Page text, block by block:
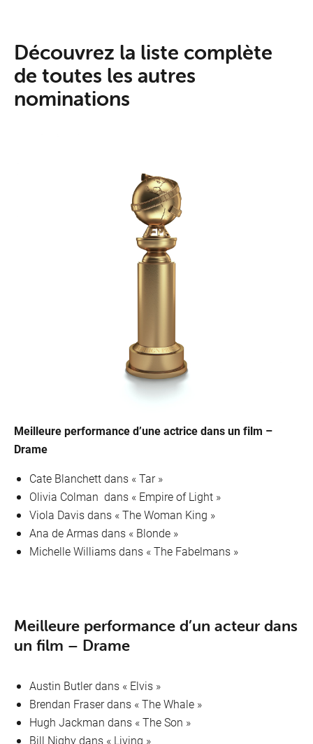
Découvrez la liste complète
de toutes les autres
nominations
Meilleure performance d’une actrice dans un film –
Drame
Cate Blanchett dans « Tar »
Olivia Colman dans « Empire of Light »
Viola Davis dans «The Woman King »
Ana de Armas dans « Blonde »
Michelle Williams dans « The Fabelmans »
Meilleure performance d’un acteur dans
un film – Drame
Austin Butler dans « Elvis »
Brendan Fraser dans « The Whale »
Hugh Jackman dans « The Son »
Bill Nighy dans « Living »